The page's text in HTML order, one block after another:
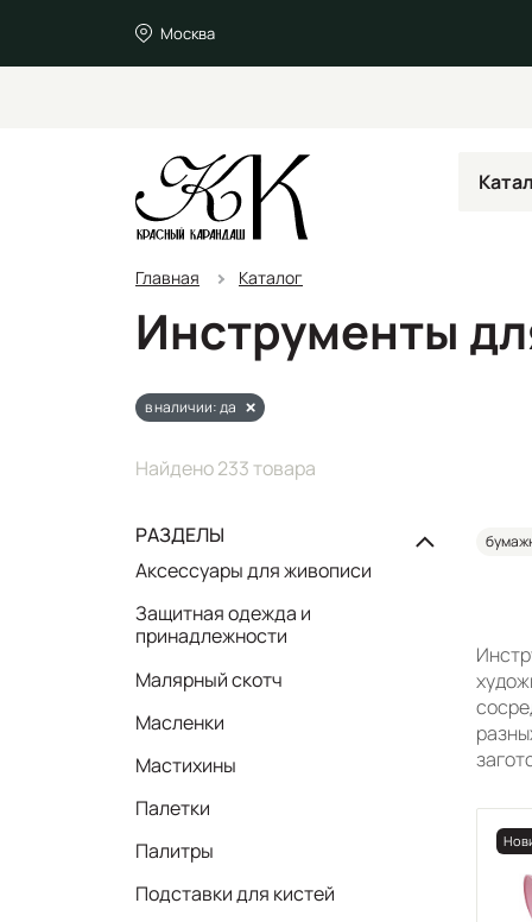
Москва
Главная Каталог
Инструменты
в наличии: да
Найдено 233 товара
РАЗДЕЛЫ
Аксессуары для живописи
Защитная одежда и
принадлежности
Малярный скотч
Масленки
Мастихины
Палетки
Палитры
Подставки для кистей